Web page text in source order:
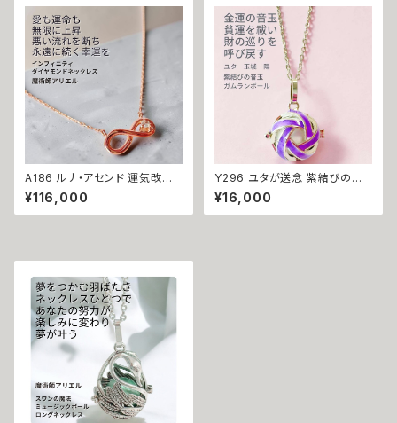
倫 ライバル 三角関係 ペンダン
ト 強力 排除 略奪愛 成就
魔術 占い おまじない 成就 お守
り ひまわり 鍵 蜂
A186 ルナ・アセンド 運気改善
永遠の幸運を結ぶ フルムーン魔
術 開運 インフィニティ ダイヤモ
ンド 0.01ct K10 ネックレス 魔
無限 ジュエリー ペンダント パ
¥116,000
Y296 ユタが送念 紫結びの音
玉 財の巡りを呼ぶ 清らかな鈴
の音が貧運を祓う 玉城陽 金運
厄祓い 商売繁盛 開運 ガムラン
¥16,000